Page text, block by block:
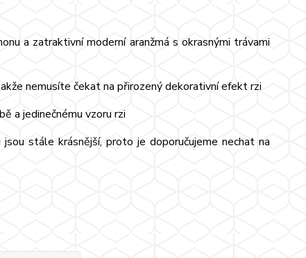
a zatraktivní moderní aranžmá s okrasnými trávami
nemusíte čekat na přirozený dekorativní efekt rzi
a jedinečnému vzoru rzi
stále krásnější, proto je doporučujeme nechat na